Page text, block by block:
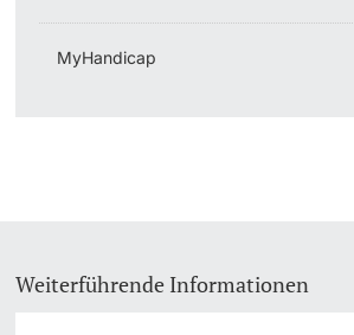
MyHandicap
Weiterführende Informationen